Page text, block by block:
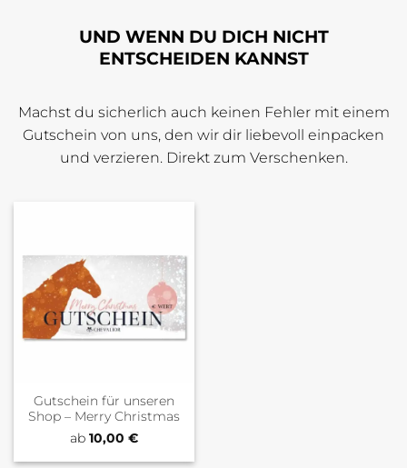
UND WENN DU DICH NICHT
ENTSCHEIDEN KANNST
Machst du sicherlich auch keinen Fehler mit einem
Gutschein von uns, den wir dir liebevoll einpacken
und verzieren. Direkt zum Verschenken.
Gutschein für unseren
Shop – Merry Christmas
ab 10,00 €